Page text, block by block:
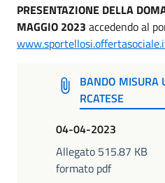
PRESENTAZIONE DELLA
MAGGIO 2023 accedendo al
BANDO
RCATESE
04-04-2023
Allegato 515.87 KB
formato pdf